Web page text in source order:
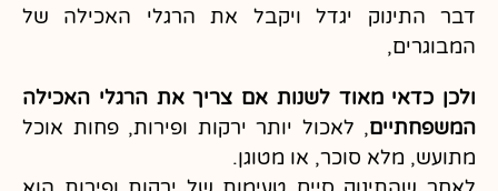
דבר התינוק יגדל ויקבל את הרגלי האכילה של
המבוגרים,
ולכן כדאי מאוד לשנות אם צריך את הרגלי האכילה
המשפחתיים, לאכול יותר ירקות ופירות, פחות אוכל
מתועש, מלא סוכר, או מטוגן.